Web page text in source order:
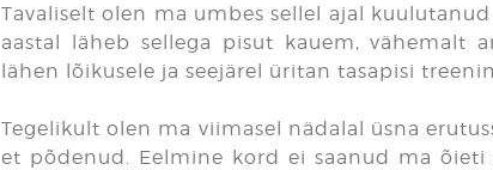
Tavaliselt olen ma umbes sellel ajal
aastal läheb sellega pisut kauem, vähemalt
lähen lõikusele ja seejärel üritan tasapisi
Tegelikult olen ma viimasel nädalal üsna
et põdenud. Eelmine kord ei saanud ma